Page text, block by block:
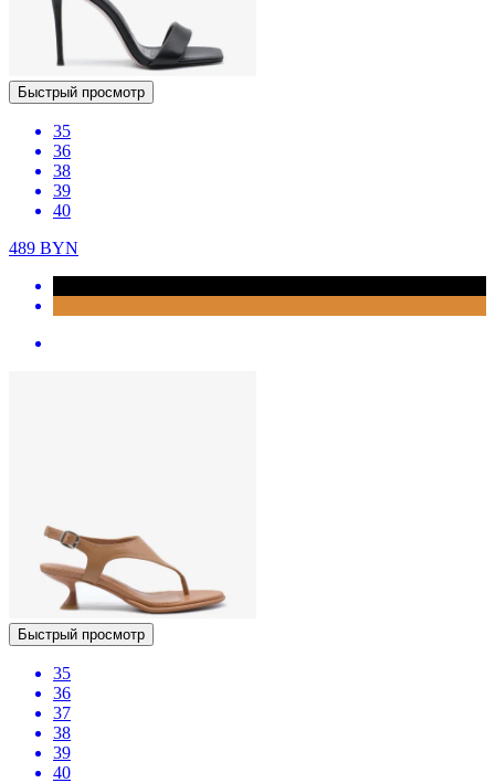
Быстрый просмотр
35
36
38
39
40
489 BYN
Быстрый просмотр
35
36
37
38
39
40